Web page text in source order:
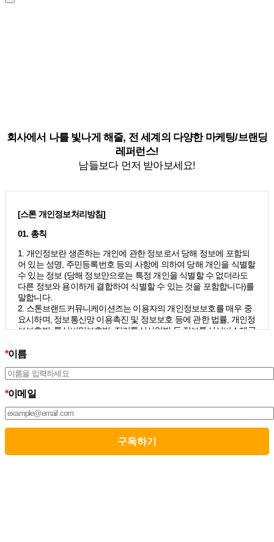
회사에서 나를 빛나게 해줄, 전 세계의 다양한 마케팅/브랜딩
레퍼런스!
남들보다 먼저 받아보세요!
[스톤 개인정보처리방침]
01. 총칙
1. 개인정보란 생존하는 개인에 관한 정보로서 당해 정보에 포함되
어 있는 성명, 주민등록번호 등의 사항에 의하여 당해 개인을 식별할
수 있는 정보 (당해 정보만으로는 특정 개인을 식별할 수 없더라도
다른 정보와 용이하게 결합하여 식별할 수 있는 것을 포함합니다)를
말합니다.
2. 스톤브랜드커뮤니케이션즈는 이용자의 개인정보보호를 매우 중
요시하며, 정보통신망 이용촉진 및 정보보호 등에 관한 법률, 개인정
보보호법, 통신비밀보호법, 전기통신사업법 등 정보통신서비스제공
개인정보처리방침을 통하여 이용자가 제공하는 개인정보가 어떠한
치가 취해지고 있는지 알려드립니다.
선을 위하여 개정하는데 필요한 절차를 정하고 있으며, 개인정보처
리방침을 회사의 필요와 사회적 변화에 맞게 변경할 수 있습니다. 그
리고 개인정보처리방침을 개정하는 경우 버전번호 등을 부여하여
개정된 사항을 이용자께서 쉽게 알아볼 수 있도록 하고 있습니다.
02. 수집하는 개인정보의 항목 및 수집방법
*이름
*이메일